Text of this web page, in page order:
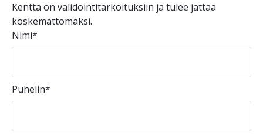
Kenttä on validointitarkoituksiin ja tulee jättää
koskemattomaksi.
Nimi*
Puhelin*